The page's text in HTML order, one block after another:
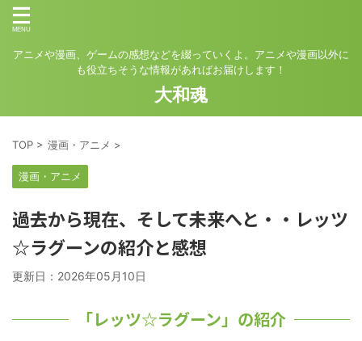
アニメや漫画、ゲームの感想などを綴っていくよ。アニメや漫画以外に
も役立ちそうな情報があればお届けします！
大和魂
TOP > 漫画・アニメ >
漫画・アニメ
過去から現在、そして未来へと・・レッツ
☆ラグーンの紹介と感想
更新日： 2026年05月10日
「レッツ☆ラグーン」の紹介